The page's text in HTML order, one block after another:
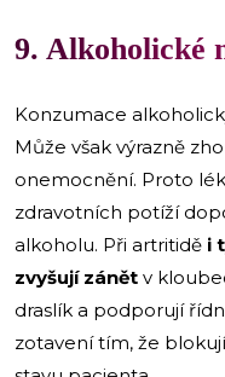
9. Alkoholické
Konzumace
Může však výrazně
onemocnění. Proto
zdravotních potíží
alkoholu. Při artritidě i
zvyšují zánět v
draslík a podporují
zotavení tím, že